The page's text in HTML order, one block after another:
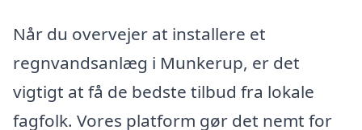
Når du overvejer at installere et
regnvandsanlæg i Munkerup, er det
vigtigt at få de bedste tilbud fra lokale
fagfolk. Vores platform gør det nemt for